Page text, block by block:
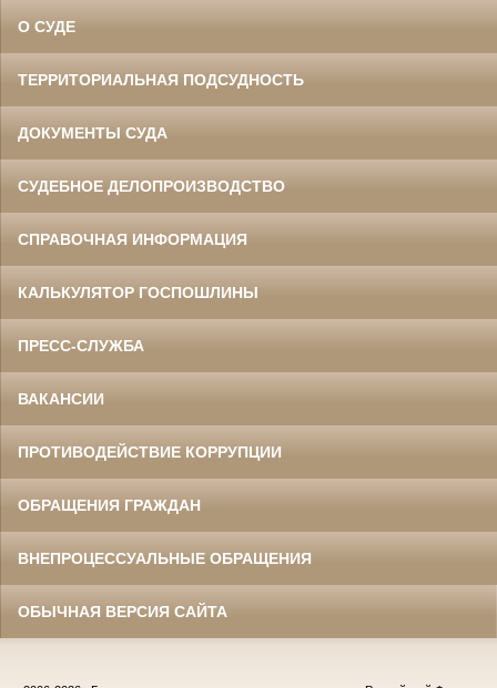
О СУДЕ
ТЕРРИТОРИАЛЬНАЯ ПОДСУДНОСТЬ
ДОКУМЕНТЫ СУДА
СУДЕБНОЕ ДЕЛОПРОИЗВОДСТВО
СПРАВОЧНАЯ ИНФОРМАЦИЯ
КАЛЬКУЛЯТОР ГОСПОШЛИНЫ
ПРЕСС-СЛУЖБА
ВАКАНСИИ
ПРОТИВОДЕЙСТВИЕ КОРРУПЦИИ
ОБРАЩЕНИЯ ГРАЖДАН
ВНЕПРОЦЕССУАЛЬНЫЕ ОБРАЩЕНИЯ
ОБЫЧНАЯ ВЕРСИЯ САЙТА